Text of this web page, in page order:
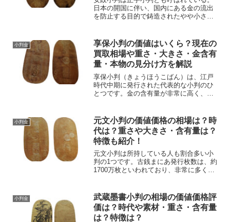
日本の開国に伴い、国内にある金の流出
を防止する目的で鋳造されたやや小さめ
め、大量の安政小判が海外に流出してい
る。古銭まにあそのため、安...
小判金
享保小判の価値はいくら？現在の
買取相場や重さ・大きさ・金含有
量・本物の見分け方を解説
享保小判（きょうほうこばん）は、江戸
時代中期に発行された代表的な小判のひ
とつです。金の含有量が非常に高く、現
「家に古い小判があるけれど享保小判な
のか分からない」「享保小...
小判金
元文小判の価値価格の相場は？時
代は？重さや大きさ・含有量は？
特徴も紹介！
元文小判は所持している人も割合多い小
判の1つです。古銭まにあ発行枚数は、約
1700万枚といわれており、非常に多くの
数万円から23万～150万円とコレクターで
も下品であれ...
小判金
武蔵墨書小判の相場の価値価格評
価は？時代や素材・重さ・含有量
は？特徴は？